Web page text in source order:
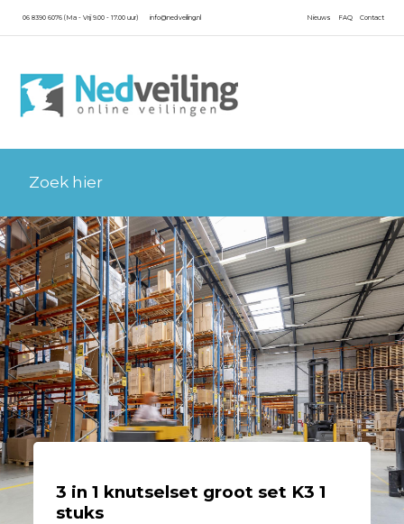
06 8390 6076 (Ma - Vrij 9.00 - 17.00 uur) info@nedveiling.nl Contact
FAQ
Nieuws
3 in 1 knutselset groot set K3 1
stuks